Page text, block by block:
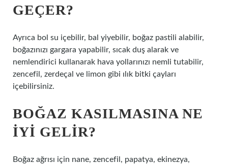
GEÇER?
Ayrıca bol su içebilir, bal yiyebilir, boğaz pastili alabilir,
boğazınızı gargara yapabilir, sıcak duş alarak ve
nemlendirici kullanarak hava yollarınızı nemli tutabilir,
zencefil, zerdeçal ve limon gibi ılık bitki çayları
içebilirsiniz.
BOĞAZ KASILMASINA NE
IYI GELIR?
Boğaz ağrısı için nane, zencefil, papatya, ekinezya,